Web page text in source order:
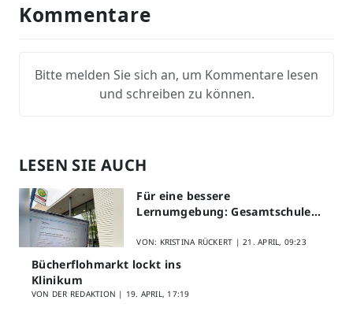
Kommentare
Bitte melden Sie sich an, um Kommentare lesen
und schreiben zu können.
LESEN SIE AUCH
Für eine bessere
Lernumgebung: Gesamtschule
Schülerfeedback
VON: KRISTINA RÜCKERT |21. APRIL, 09:23
Bücherflohmarkt lockt ins
Klinikum
VON DER REDAKTION | 19. APRIL, 17:19